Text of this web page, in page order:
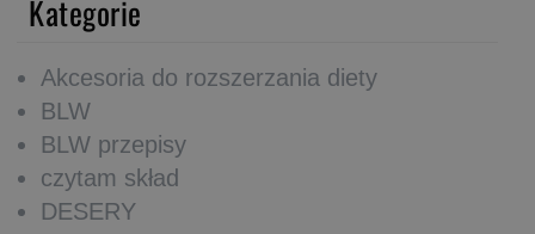
Kategorie
Akcesoria do rozszerzania diety
BLW
BLW przepisy
czytam skład
DESERY